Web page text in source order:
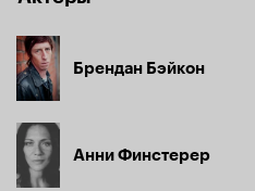
Брендан Бэйкон
Анни Финстерер